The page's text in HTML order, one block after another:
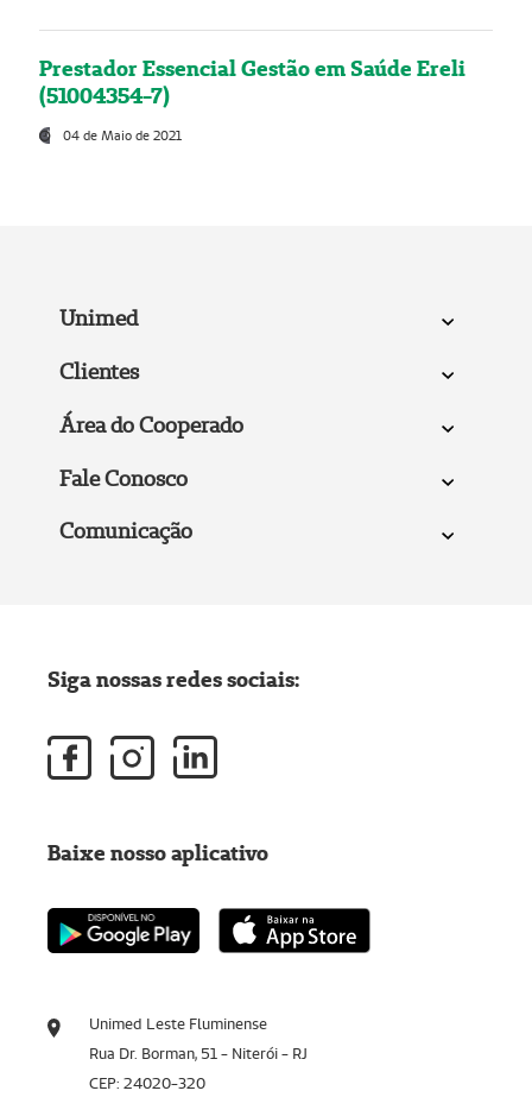
Prestador Essencial Gestão em Saúde Ereli
(51004354-7)
04 de Maio de 2021
Unimed
Clientes
Área do Cooperado
Fale Conosco
Comunicação
Unimed Leste Fluminense
Rua Dr. Borman, 51 - Niterói - RJ
CEP: 24020-320
Siga nossas redes sociais:
Baixe nosso aplicativo